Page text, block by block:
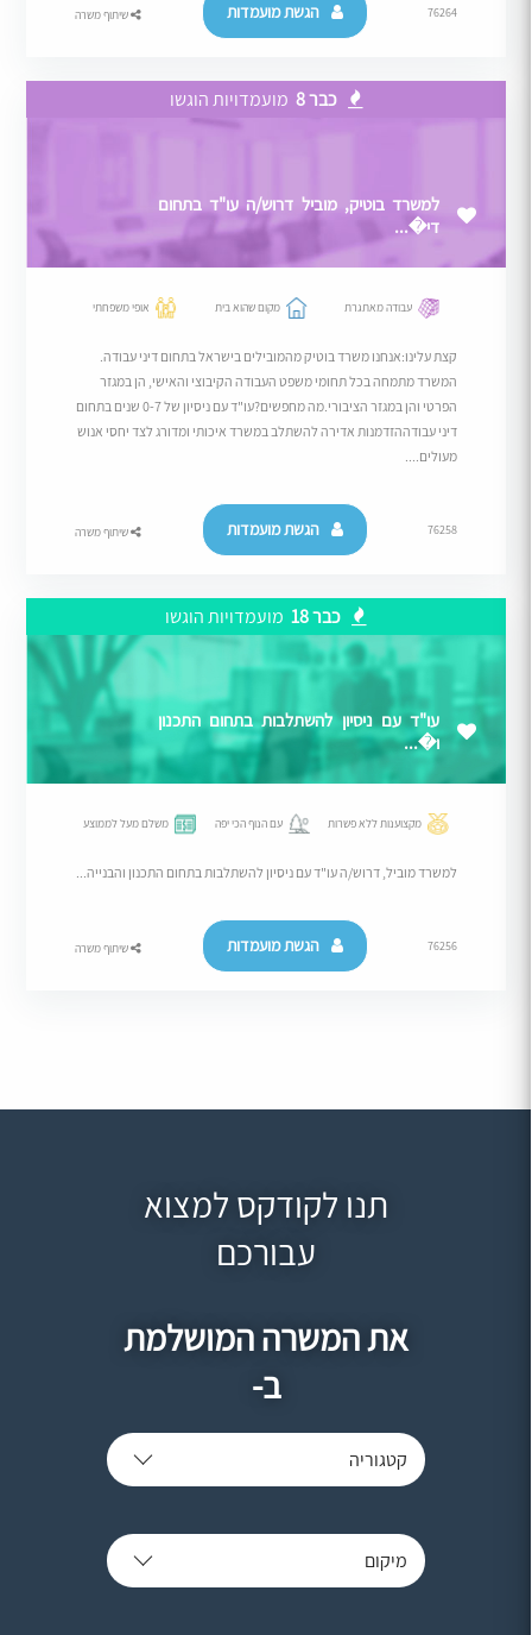
76264 הגשת מועמדות שיתוף משרה
כבר 8 מועמדויות הוגשו
למשרד בוטיק, מוביל דרוש/ה עו"ד בתחום
די�...
עבודה מאתגרת מקום שהוא בית אופי משפחתי
קצת עלינו:אנחנו משרד בוטיק מהמובילים בישראל בתחום דיני עבודה.
המשרד מתמחה בכל תחומי משפט העבודה הקיבוצי והאישי, הן במגזר
הפרטי והן במגזר הציבורי.מה מחפשים?עו"ד עם ניסיון של 0-7 שנים בתחום
דיני עבודההזדמנות אדירה להשתלב במשרד איכותי ומדורג לצד יחסי אנוש
מעולים....
76258 הגשת מועמדות שיתוף משרה
כבר 18 מועמדויות הוגשו
עו"ד עם ניסיון להשתלבות בתחום התכנון
ו�...
מקצוענות ללא פשרות עם הנוף הכי יפה משלם מעל לממוצע
למשרד מוביל, דרוש/ה עו"ד עם ניסיון להשתלבות בתחום התכנון והבנייה...
76256 הגשת מועמדות שיתוף משרה
תנו לקודקס למצוא
עבורכם
את המשרה המושלמת
ב-
קטגוריה
מיקום